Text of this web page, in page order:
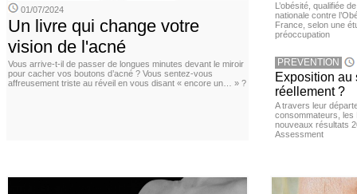
01/07/2024
Un livre qui change votre
vision de l'acné
Vous arrive-t-il de passer de longues minutes devant le miroir
pour cacher vos boutons d’acné ? Vous sentez-vous
affreusement triste au réveil en vous disant « encore un… » ?
L’obésité, qualifiée
nationale contre
France, selon une
préoccupation
PREVENTION
Exposition au
réellement ?
A travers leur
consommateurs, les
nouveaux résultats
Assessment